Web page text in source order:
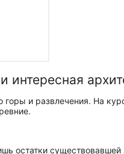
интересная
горы и развлечения. На
остатки